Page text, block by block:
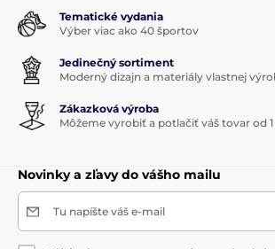
Tematické vydania
Výber viac ako 40 športov
Jedinečný sortiment
Moderný dizajn a materiály vlastnej
Zákazková výroba
Môžeme vyrobiť a potlačiť váš tovar od 1
Novinky a zľavy do vášho mailu
Tu napíšte váš e-mail